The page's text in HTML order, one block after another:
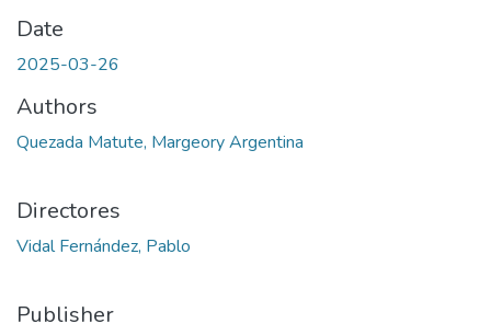
Date
2025-03-26
Authors
Quezada Matute, Margeory Argentina
Directores
Vidal Fernández, Pablo
Publisher